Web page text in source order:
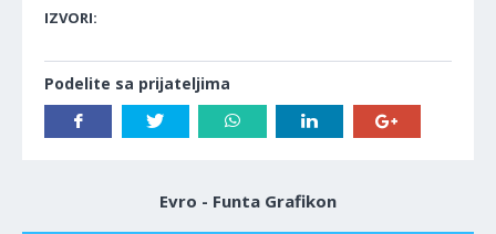
IZVORI:
Podelite sa prijateljima
Evro - Funta Grafikon